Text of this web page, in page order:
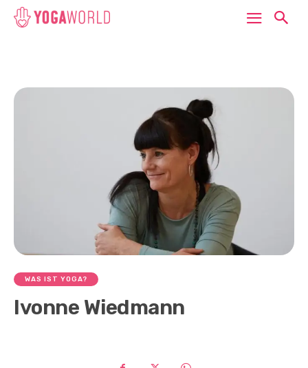
WAS IST YOGA?
Ivonne Wiedmann